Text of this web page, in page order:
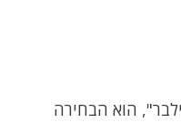
סילבר", הוא הבחירה